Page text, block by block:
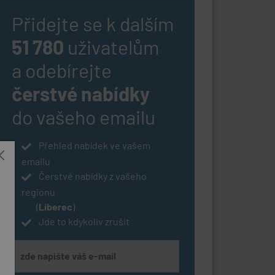
Přidejte se k dalším
51 780 uživatelům
a odebírejte
čerstvé nabídky
do vašeho emailu
Přehled nabídek ve vašem
emailu
Čerstvé nabídky z vašeho
regionu
(Liberec)
Jde to kdykoliv zrušit